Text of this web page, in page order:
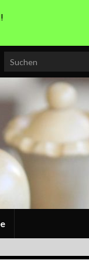
Search for: